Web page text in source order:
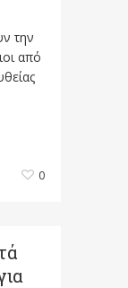
την
από
0